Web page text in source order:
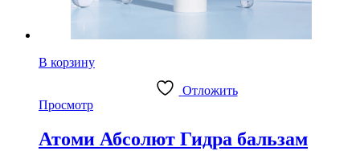
В корзину
Отложить
Просмотр
Атоми Абсолют Гидра бальзам